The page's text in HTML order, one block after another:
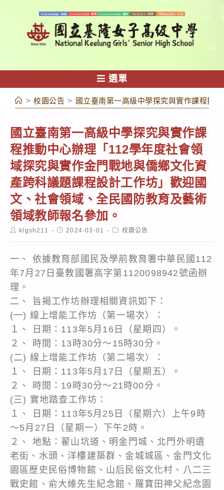
容
選單
> 校園公告 > 國立臺南第一高級中學探究與實作課程推
國立臺南第一高級中學探究與實作課
程推動中心辦理「112學年度社會領
域探究與實作金門戰地與僑鄉文化資
產跨科議題課程設計工作坊」歡迎國
文、社會領域、全民國防教育及藝術
領域教師報名參加。
Postklgsh211
Post2024-03-01
Post校園公告
一、 依據教育部國民及學前教育署中華民國112
年7月27日臺教國署高字第1120098942號函辦
理。
二、 旨揭工作坊辦理相關資訊如下：
(一) 線上增能工作坊（第一場次）：
１、 日期：113年5月16日（星期四）。
２、 時間：13時30分～15時30分。
(二) 線上增能工作坊（第二場次）：
１、 日期：113年5月17日（星期五）。
２、 時間：19時30分～21時00分。
(三) 實地踏查工作坊：
１、 日期：113年5月25日（星期六）上午9時
～5月27日（星期一）下午2時。
２、 地點：翟山坑道、明金門城、北門外明遺
老街、水頭、洋樓建築群、金城城區、金門文化
園區歷史民俗博物館、山后民俗文化村、八二三
戰史館、俞大維先生紀念館、羅寶田神父紀念園